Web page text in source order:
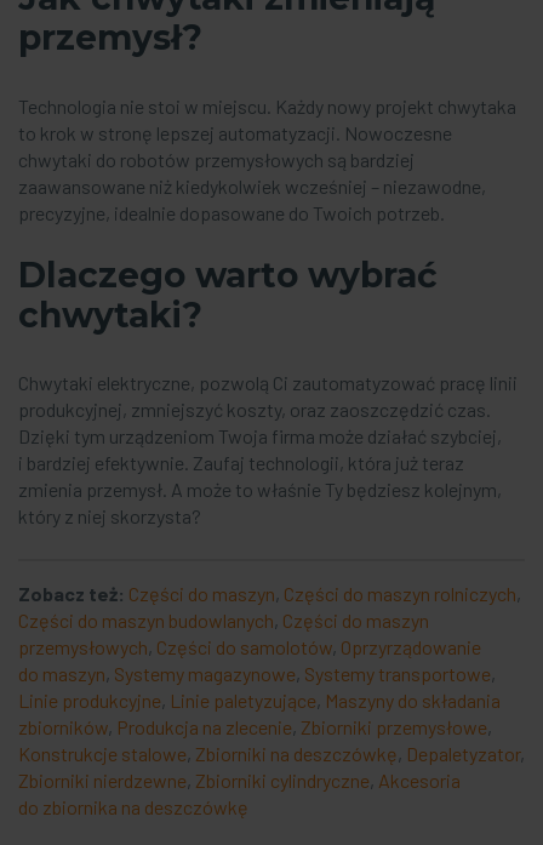
przemysł?
Technologia nie stoi w miejscu. Każdy nowy projekt chwytaka
to krok w stronę lepszej automatyzacji. Nowoczesne
chwytaki do robotów przemysłowych są bardziej
zaawansowane niż kiedykolwiek wcześniej – niezawodne,
precyzyjne, idealnie dopasowane do Twoich potrzeb.
Dlaczego warto wybrać
chwytaki?
Chwytaki elektryczne, pozwolą Ci zautomatyzować pracę linii
produkcyjnej, zmniejszyć koszty, oraz zaoszczędzić czas.
Dzięki tym urządzeniom Twoja firma może działać szybciej,
i bardziej efektywnie. Zaufaj technologii, która już teraz
zmienia przemysł. A może to właśnie Ty będziesz kolejnym,
który z niej skorzysta?
Zobacz też: Części do maszyn, Części do maszyn rolniczych,
Części do maszyn budowlanych, Części do maszyn
przemysłowych, Części do samolotów, Oprzyrządowanie
do maszyn, Systemy magazynowe, Systemy transportowe,
Linie produkcyjne, Linie paletyzujące, Maszyny do składania
zbiorników, Produkcja na zlecenie, Zbiorniki przemysłowe,
Konstrukcje stalowe, Zbiorniki na deszczówkę, Depaletyzator,
Zbiorniki nierdzewne, Zbiorniki cylindryczne, Akcesoria
do zbiornika na deszczówkę